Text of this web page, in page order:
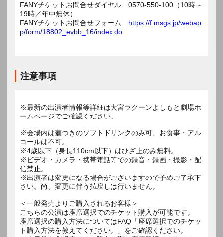
FANYチケットお問合せダイヤル 0570-550-100（10時～
19時／年中無休）
FANYチケットお問合せフォーム https://f.msgs.jp/webap
p/form/18802_evbb_16/index.do
注意事項
※最新の出演者情報等詳細は大宮ラクーンよしもと劇場ホ
ームページでご確認ください。
※会場内は蓋つきのソフトドリンクのみ可、お食事・アル
コールは不可。
※4歳以下（身長110cm以下）はひざ上のみ無料。
※ビデオ・カメラ・携帯電話等での録音・録画・撮影・配
信禁止。
※出演者は変更になる場合がございますので予めご了承下
さい。尚、変更に伴う払戻しは行いません。
＜一般発売よりご購入されるお客様＞
こちらの公演は座席選択でのチケット購入が可能です。
座席選択の購入方法についてはFAQ「座席選択でのチケッ
ト購入方法を教えてください。」をご確認ください。